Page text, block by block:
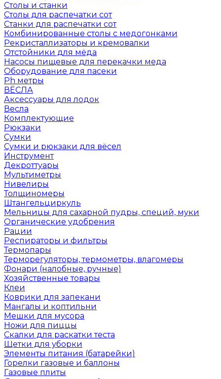
Столы и станки
Столы для распечатки сот
Станки для распечатки сот
Комбинированные столы с медогонками
Рекристаллизаторы и кремовалки
Отстойники для мёда
Насосы пищевые для перекачки меда
Оборудование для пасеки
Ph метры
ВЁСЛА
Аксессуары для лодок
Весла
Комплектующие
Рюкзаки
Сумки
Сумки и рюкзаки для вёсел
Инструмент
Декроттуары
Мультиметры
Нивелиры
Толщиномеры
Штангельциркуль
Мельницы для сахарной пудры, специй, муки
Органические удобрения
Рации
Респираторы и фильтры
Термопары
Терморегуляторы, термометры, влагомеры
Фонари (налобные, ручные)
Хозяйственные товары
Клеи
Коврики для запекани
Мангалы и коптильни
Мешки для мусора
Ножи для пиццы
Скалки для раскатки теста
Щетки для уборки
Элементы питания (батарейки)
Горелки газовые и баллоны
Газовые плиты